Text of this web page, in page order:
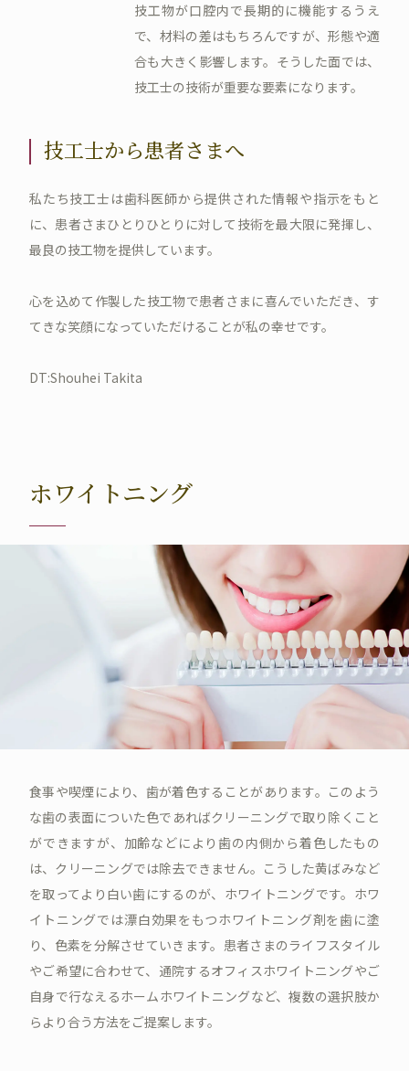
技工物が口腔内で長期的に機能するうえ
で、材料の差はもちろんですが、形態や適
合も大きく影響します。そうした面では、
技工士の技術が重要な要素になります。
技工士から患者さまへ
私たち技工士は歯科医師から提供された情報や指示をもと
に、患者さまひとりひとりに対して技術を最大限に発揮し、
最良の技工物を提供しています。
心を込めて作製した技工物で患者さまに喜んでいただき、す
てきな笑顔になっていただけることが私の幸せです。
DT:Shouhei Takita
ホワイトニング
食事や喫煙により、歯が着色することがあります。このよう
な歯の表面についた色であればクリーニングで取り除くこと
ができますが、加齢などにより歯の内側から着色したもの
は、クリーニングでは除去できません。こうした黄ばみなど
を取ってより白い歯にするのが、ホワイトニングです。ホワ
イトニングでは漂白効果をもつホワイトニング剤を歯に塗
り、色素を分解させていきます。患者さまのライフスタイル
やご希望に合わせて、通院するオフィスホワイトニングやご
自身で行なえるホームホワイトニングなど、複数の選択肢か
らより合う方法をご提案します。